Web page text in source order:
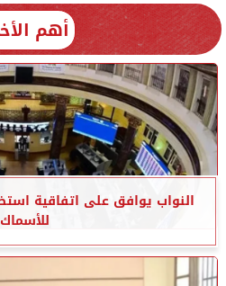
أهم
النواب يوافق على اتفاقية
للأسماك